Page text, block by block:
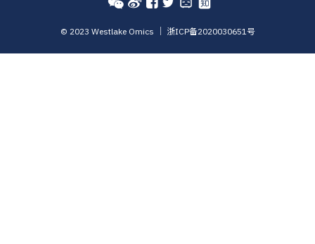
©️ 2023 Westlake Omics ｜ 浙ICP备2020030651号